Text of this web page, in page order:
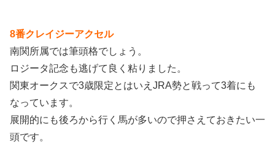
8番クレイジーアクセル
南関所属では筆頭格でしょう。
ロジータ記念も逃げて良く粘りました。
関東オークスで3歳限定とはいえJRA勢と戦って3着にも
なっています。
展開的にも後ろから行く馬が多いので押さえておきたい一
頭です。